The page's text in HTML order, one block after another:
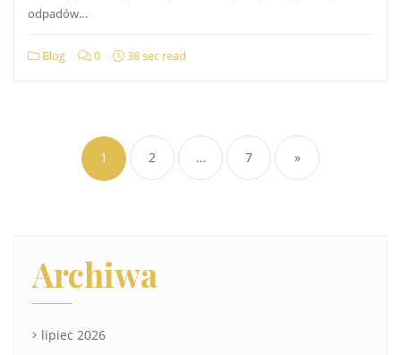
odpadów…
Blog 0 38 sec read
1 2 … 7 »
Archiwa
lipiec 2026